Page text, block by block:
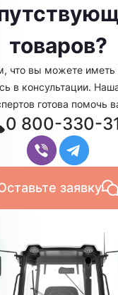
товаров?
что вы можете иметь
в консультации.
готова помочь
0 800-330-
заявку